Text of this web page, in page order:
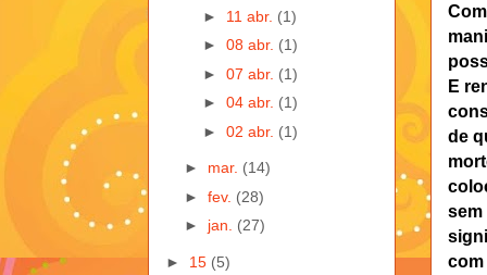
E
de
sem
com
► 11 abr. (1)
► 08 abr. (1)
► 07 abr. (1)
► 04 abr. (1)
► 02 abr. (1)
► mar. (14)
► fev. (28)
► jan. (27)
► 15 (5)